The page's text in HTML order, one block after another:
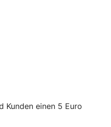
Kunden einen 5 Euro